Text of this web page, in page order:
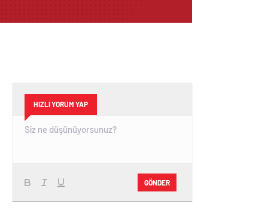
HIZLI YORUM YAP
GÖNDER